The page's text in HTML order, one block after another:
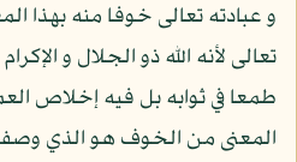
و عبادته تعالى خوفا منه
تعالى لأنه الله ذو الجلال و
طمعا في ثوابه بل فيه إخلاص
المعنى من الخوف هو الذي وصف